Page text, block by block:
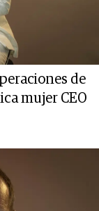
de
mujer CEO